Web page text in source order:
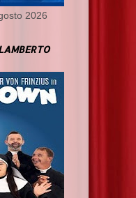
2026